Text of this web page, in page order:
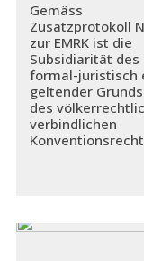
Gemäss
Zusatzprotokoll
zur EMRK ist die
Subsidiarität des
formal-juristisch
geltender
des
verbindlichen